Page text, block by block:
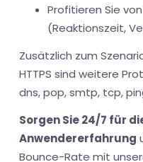
Profitieren Sie von
(Reaktionszeit,
Zusätzlich zum
HTTPS sind weitere
dns, pop, smtp, tcp,
Sorgen Sie 24/7 für
Anwendererfahrung
Bounce-Rate mit